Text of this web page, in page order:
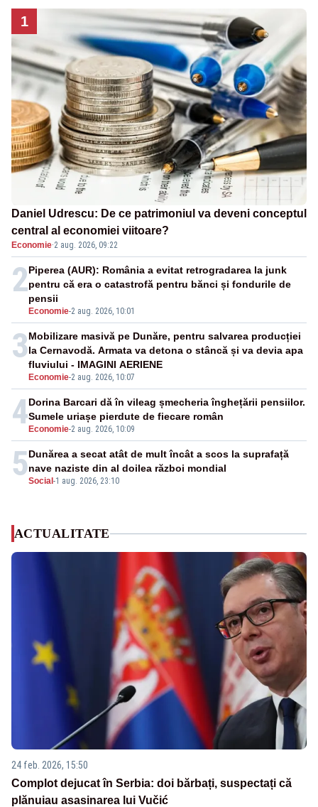
1
Daniel Udrescu: De ce patrimoniul va deveni conceptul
central al economiei viitoare?
Economie·2 aug. 2026, 09:22
2
Economie-2 aug. 2026, 10:01
Piperea (AUR): România a evitat retrogradarea la junk
pentru că era o catastrofă pentru bănci și fondurile de
pensii
3
Economie-2 aug. 2026, 10:07
Mobilizare masivă pe Dunăre, pentru salvarea producției
la Cernavodă. Armata va detona o stâncă și va devia apa
fluviului - IMAGINI AERIENE
4 Economie-2 aug. 2026, 10:09
Dorina Barcari dă în vileag șmecheria înghețării pensiilor.
Sumele uriașe pierdute de fiecare român
5Social -1 aug. 2026, 23:10
Dunărea a secat atât de mult încât a scos la suprafață
nave naziste din al doilea război mondial
ACTUALITATE
24 feb. 2026, 15:50
Complot dejucat în Serbia: doi bărbați, suspectați că
plănuiau asasinarea lui Vučić